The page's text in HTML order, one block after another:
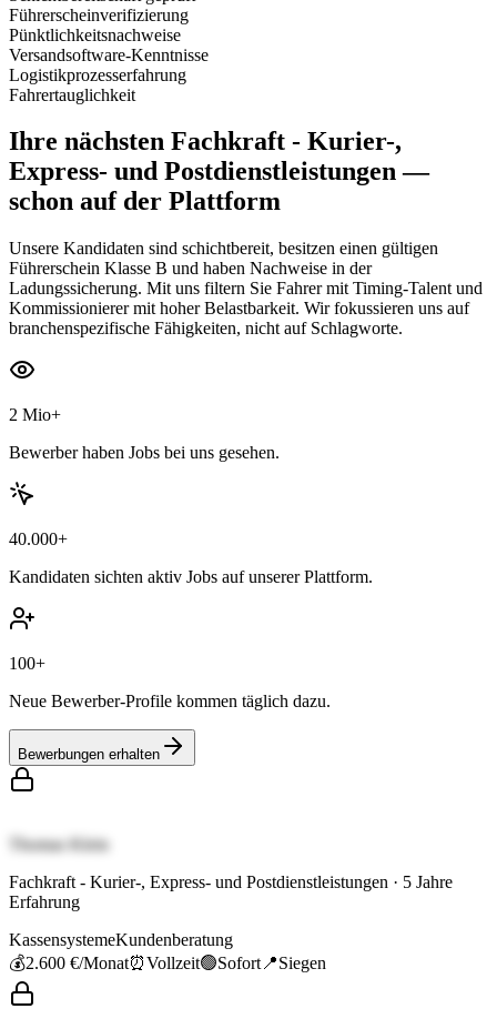
Führerscheinverifizierung
Pünktlichkeitsnachweise
Versandsoftware-Kenntnisse
Logistikprozesserfahrung
Fahrertauglichkeit
Ihre nächsten Fachkraft - Kurier-,
Express- und Postdienstleistungen—
schon auf der Plattform
Unsere Kandidaten sind schichtbereit, besitzen einen gültigen
Führerschein Klasse B und haben Nachweise in der
Ladungssicherung. Mit uns filtern Sie Fahrer mit Timing-Talent und
Kommissionierer mit hoher Belastbarkeit. Wir fokussieren uns auf
branchenspezifische Fähigkeiten, nicht auf Schlagworte.
2 Mio+
Bewerber haben Jobs bei uns gesehen.
40.000+
Kandidaten sichten aktiv Jobs auf unserer Plattform.
100+
Neue Bewerber-Profile kommen täglich dazu.
Bewerbungen erhalten
Thomas Klein
Fachkraft - Kurier-, Express- und Postdienstleistungen · 5 Jahre
Erfahrung
KassensystemeKundenberatung
💰2.600 €/Monat⏰Vollzeit🟢Sofort 📍Siegen